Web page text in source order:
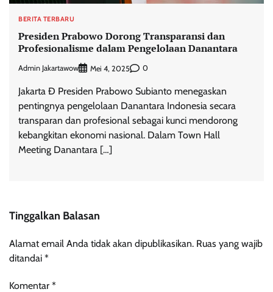
BERITA TERBARU
Presiden Prabowo Dorong Transparansi dan
Profesionalisme dalam Pengelolaan Danantara
Admin Jakartawow Mei 4, 2025 0
Jakarta Đ Presiden Prabowo Subianto menegaskan
pentingnya pengelolaan Danantara Indonesia secara
transparan dan profesional sebagai kunci mendorong
kebangkitan ekonomi nasional. Dalam Town Hall
Meeting Danantara […]
Tinggalkan Balasan
Alamat email Anda tidak akan dipublikasikan. Ruas yang wajib
ditandai *
Komentar *